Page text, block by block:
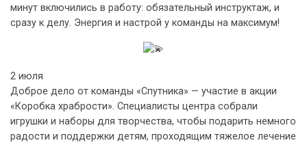
минут включились в работу: обязательный инструктаж, и
сразу к делу. Энергия и настрой у команды на максимум!
2 июля
Доброе дело от команды «Спутника» — участие в акции
«Коробка храбрости». Специалисты центра собрали
игрушки и наборы для творчества, чтобы подарить немного
радости и поддержки детям, проходящим тяжелое лечение